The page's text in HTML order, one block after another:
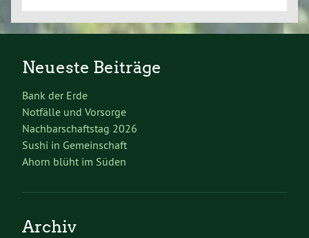
Neueste Beiträge
Bank der Erde
Notfälle und Vorsorge
Nachbarschaftstag 2026
Sushi in Gemeinschaft
Ahorn blüht im Süden
Archiv